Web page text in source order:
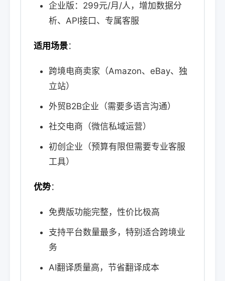
企业版：299元/月/人，增加数据分
析、API接口、专属客服
适用场景：
跨境电商卖家（Amazon、eBay、独
立站）
外贸B2B企业（需要多语言沟通）
社交电商（微信私域运营）
初创企业（预算有限但需要专业客服
工具）
优势：
免费版功能完整，性价比极高
支持平台数量最多，特别适合跨境业
务
AI翻译质量高，节省翻译成本